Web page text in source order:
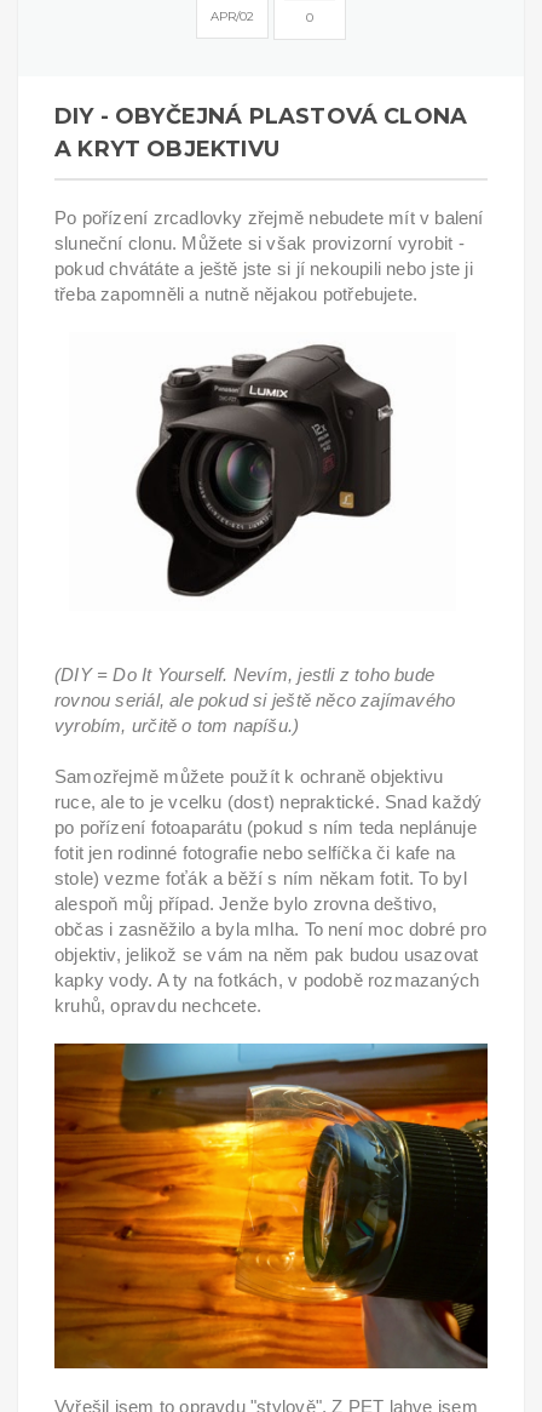
APR 02 0
DIY - OBYČEJNÁ PLASTOVÁ CLONA
A KRYT OBJEKTIVU
Po pořízení zrcadlovky zřejmě nebudete mít v balení
sluneční clonu. Můžete si však provizorní vyrobit -
pokud chvátáte a ještě jste si jí nekoupili nebo jste ji
třeba zapomněli a nutně nějakou potřebujete.
(DIY = Do It Yourself. Nevím, jestli z toho bude
rovnou seriál, ale pokud si ještě něco zajímavého
vyrobím, určitě o tom napíšu.)
Samozřejmě můžete použít k ochraně objektivu
ruce, ale to je vcelku (dost) nepraktické. Snad každý
po pořízení fotoaparátu (pokud s ním teda neplánuje
fotit jen rodinné fotografie nebo selfíčka či kafe na
stole) vezme foťák a běží s ním někam fotit. To byl
alespoň můj případ. Jenže bylo zrovna deštivo,
občas i zasněžilo a byla mlha. To není moc dobré pro
objektiv, jelikož se vám na něm pak budou usazovat
kapky vody. A ty na fotkách, v podobě rozmazaných
kruhů, opravdu nechcete.
Vyřešil jsem to opravdu "stylově". Z PET lahve jsem